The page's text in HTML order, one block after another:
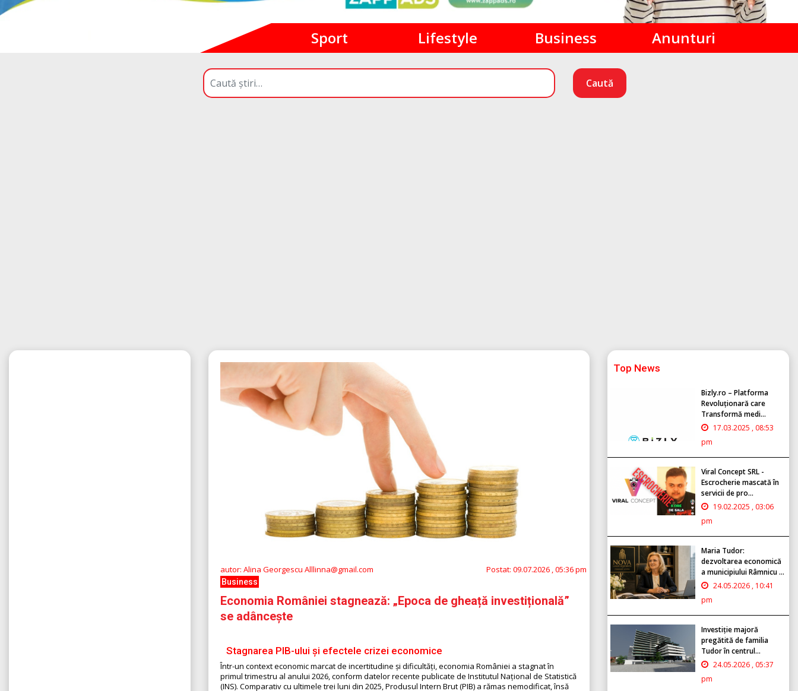
Sport Lifestyle Business Anunturi
Caută
autor: Alina Georgescu Alllinna@gmail.com Postat: 09.07.2026 , 05:36 pm
Business
Economia României stagnează: „Epoca de gheață investițională”
se adâncește
Stagnarea PIB-ului și efectele crizei economice
Într-un context economic marcat de incertitudine și dificultăți, economia României a stagnat în
primul trimestru al anului 2026, conform datelor recente publicate de Institutul Național de Statistică
(INS). Comparativ cu ultimele trei luni din 2025, Produsul Intern Brut (PIB) a rămas nemodificat, însă
Top News
Bizly.ro – Platforma
Revoluționară care
Transformă medi...
17.03.2025 , 08:53
pm
Viral Concept SRL -
Escrocherie mascată în
servicii de pro...
19.02.2025 , 03:06
pm
Maria Tudor:
dezvoltarea economică
a municipiului Râmnicu ...
24.05.2026 , 10:41
pm
Investiție majoră
pregătită de familia
Tudor în centrul...
24.05.2026 , 05:37
pm